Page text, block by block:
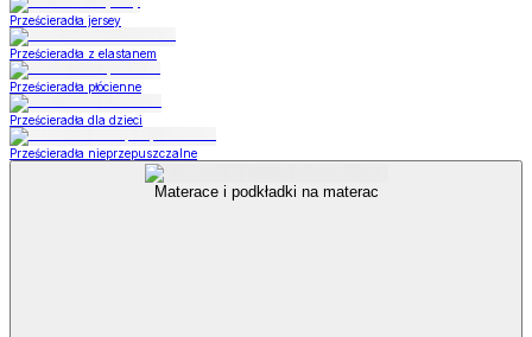
Prześcieradła jersey
Prześcieradła z elastanem
Prześcieradła płócienne
Prześcieradła dla dzieci
Prześcieradła nieprzepuszczalne
Materace i podkładki na materac